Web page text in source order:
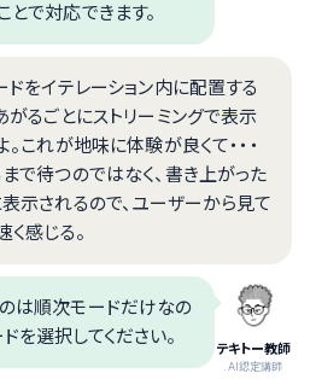
とで対応できます。
ドをイテレーション内に配置する
がるごとにストリーミングで表示
これが地味に体験が良くて・・・
で待つのではなく、書き上がった
示されるので、ユーザーから見て
く感じる。
テキトー教師
.AI認定講師
は順次モードだけなの
を選択してください。